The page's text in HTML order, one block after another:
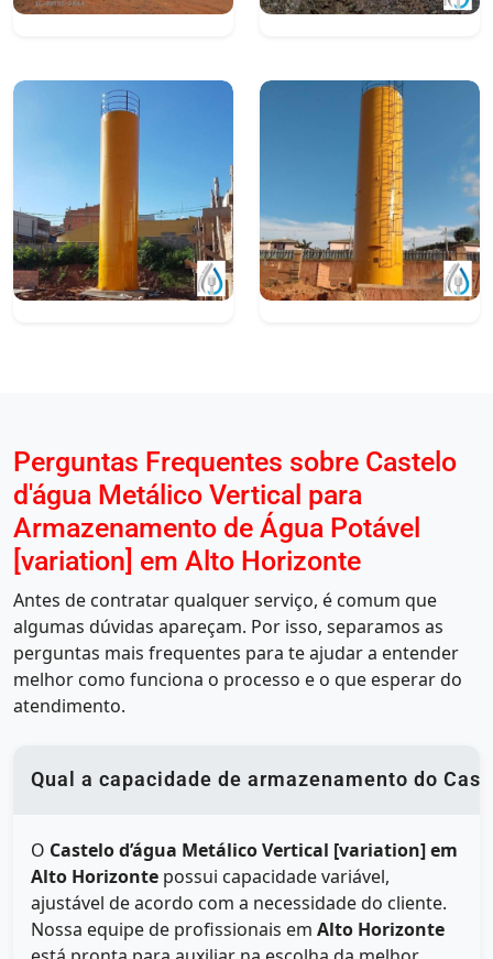
Perguntas Frequentes sobre Castelo
d'água Metálico Vertical para
Armazenamento de Água Potável
[variation] em Alto Horizonte
Antes de contratar qualquer serviço, é comum que
algumas dúvidas apareçam. Por isso, separamos as
perguntas mais frequentes para te ajudar a entender
melhor como funciona o processo e o que esperar do
atendimento.
Qual a capacidade de armazenamento do
O Castelo d’água Metálico Vertical [variation] em
Alto Horizonte possui capacidade variável,
ajustável de acordo com a necessidade do cliente.
Nossa equipe de profissionais em Alto Horizonte